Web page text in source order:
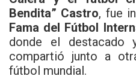
Bendita” Castro, fue
Fama del Fútbol
donde el destacado
compartió junto a
fútbol mundial.